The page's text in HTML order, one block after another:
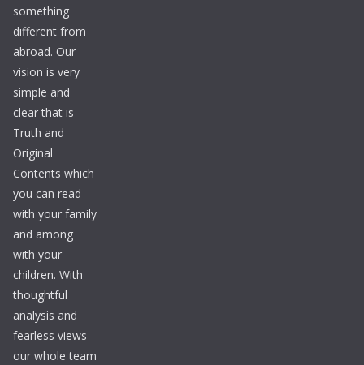
something
different from
abroad. Our
vision is very
simple and
clear that is
Truth and
Original
Contents which
you can read
with your family
and among
with your
children. With
thoughtful
analysis and
fearless views
our whole team